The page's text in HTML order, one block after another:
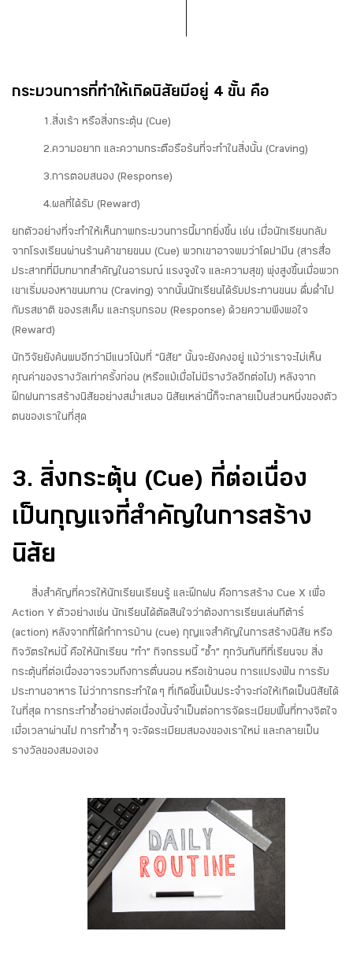
กระบวนการที่ทำให้เกิดนิสัยมีอยู่ 4 ขั้น คือ
1.สิ่งเร้า หรือสิ่งกระตุ้น (Cue)
2.ความอยาก และความกระตือรือร้นที่จะทำในสิ่งนั้น (Craving)
3.การตอบสนอง (Response)
4.ผลที่ได้รับ (Reward)
ยกตัวอย่างที่จะทำให้เห็นภาพกระบวนการนี้มากยิ่งขึ้น เช่น เมื่อนักเรียนกลับ
จากโรงเรียนผ่านร้านค้าขายขนม (Cue) พวกเขาอาจพบว่าโดปามีน (สารสื่อ
ประสาทที่มีบทบาทสำคัญในอารมณ์ แรงจูงใจ และความสุข) พุ่งสูงขึ้นเมื่อพวก
เขาเริ่มมองหาขนมทาน (Craving) จากนั้นนักเรียนได้รับประทานขนม ดื่มด่ำไป
กับรสชาติ ของรสเค็ม และกรุบกรอบ (Response) ด้วยความพึงพอใจ
(Reward)
นักวิจัยยังค้นพบอีกว่ามีแนวโน้มที่ “นิสัย” นั้นจะยังคงอยู่ แม้ว่าเราจะไม่เห็น
คุณค่าของรางวัลเท่าครั้งก่อน (หรือแม้เมื่อไม่มีรางวัลอีกต่อไป) หลังจาก
ฝึกฝนการสร้างนิสัยอย่างสม่ำเสมอ นิสัยเหล่านี้ก็จะกลายเป็นส่วนหนึ่งของตัว
ตนของเราในที่สุด
3. สิ่งกระตุ้น (Cue) ที่ต่อเนื่อง
เป็นกุญแจที่สำคัญในการสร้าง
นิสัย
สิ่งสำคัญที่ควรให้นักเรียนเรียนรู้ และฝึกฝน คือการสร้าง Cue X เพื่อ
Action Y ตัวอย่างเช่น นักเรียนได้ตัดสินใจว่าต้องการเรียนเล่นกีต้าร์
(action) หลังจากที่ได้ทำการบ้าน (cue) กุญแจสำคัญในการสร้างนิสัย หรือ
กิจวัตรใหม่นี้ คือให้นักเรียน “ทำ” กิจกรรมนี้ “ซ้ำ” ทุกวันทันทีที่เรียนจบ สิ่ง
กระตุ้นที่ต่อเนื่องอาจรวมถึงการตื่นนอน หรือเข้านอน การแปรงฟัน การรับ
ประทานอาหาร ไม่ว่าการกระทำใด ๆ ที่เกิดขึ้นเป็นประจำจะก่อให้เกิดเป็นนิสัยได้
ในที่สุด การกระทำซ้ำอย่างต่อเนื่องนั้นจำเป็นต่อการจัดระเบียบพื้นที่ทางจิตใจ
เมื่อเวลาผ่านไป การทำซ้ำ ๆ จะจัดระเบียบสมองของเราใหม่ และกลายเป็น
รางวัลของสมองเอง